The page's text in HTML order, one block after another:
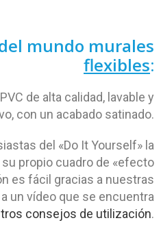
mundo murales
flexibles:
de alta calidad, lavable y
con un acabado satinado.
del «Do It Yourself» la
propio cuadro de «efecto
es fácil gracias a nuestras
un vídeo que se encuentra
consejos de utilización.